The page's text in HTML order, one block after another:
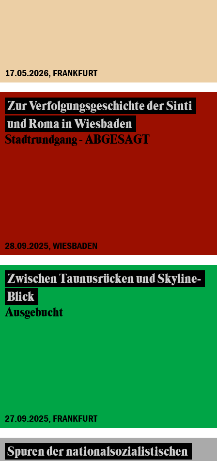
17.05.2026, FRANKFURT
Zur Verfolgungsgeschichte der Sinti
und Roma in Wiesbaden
Stadtrundgang - ABGESAGT
28.09.2025, WIESBADEN
Zwischen Taunusrücken und Skyline-
Blick
Ausgebucht
27.09.2025, FRANKFURT
Spuren der nationalsozialistischen